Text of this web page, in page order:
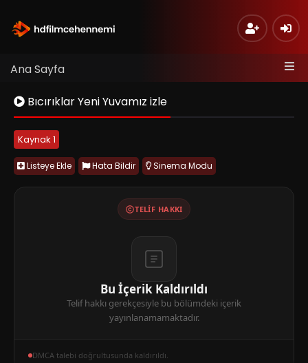
Ana Sayfa
Bıcırıklar Yeni Yuvamız izle
Kaynak 1
Listeye Ekle Hata Bildir Sinema Modu
TELIF HAKKI
Bu İçerik Kaldırıldı
Telif hakkı gerekçesiyle bu bölümdeki içerik
yayınlanamamaktadır.
DMCA talebi doğrultusunda kaldırıldı.